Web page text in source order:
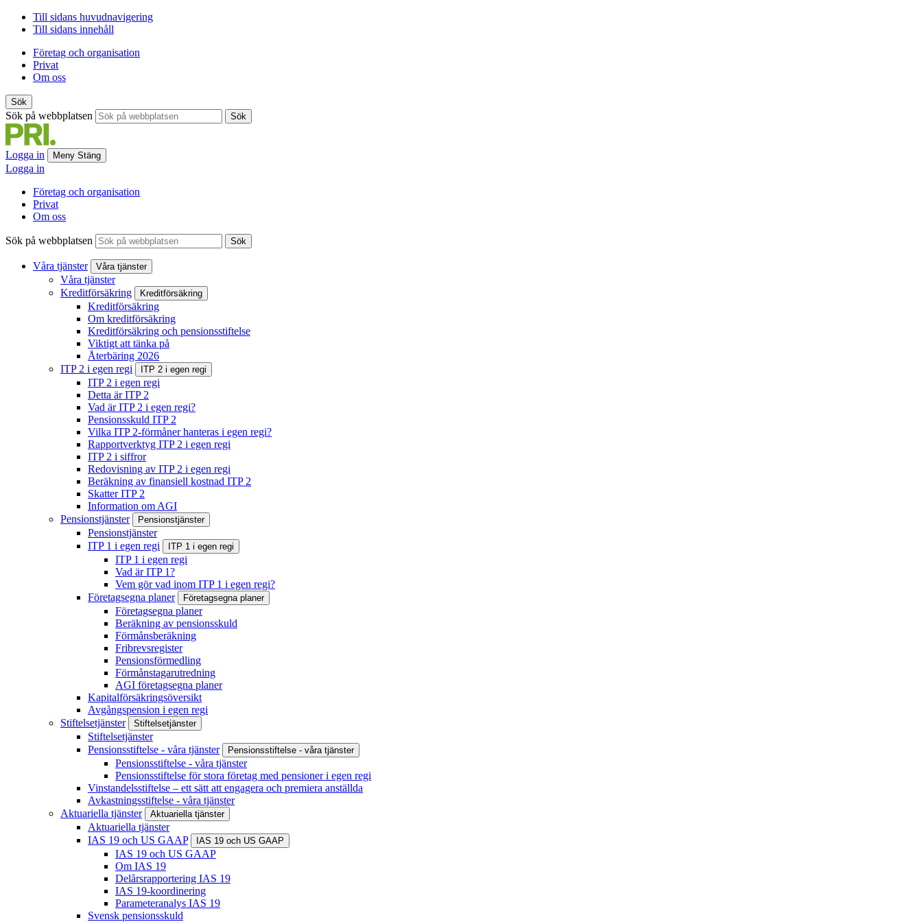
Till sidans huvudnavigering
Till sidans innehåll
Företag och organisation
Privat
Om oss
Sök
Sök på webbplatsen Sök
Logga in Meny Stäng
Logga in
Företag och organisation
Privat
Om oss
Sök på webbplatsen Sök
Våra tjänster Våra tjänster
Våra tjänster
Kreditförsäkring
Kreditförsäkring
Kreditförsäkring
Om kreditförsäkring
Kreditförsäkring och pensionsstiftelse
Viktigt att tänka på
Återbäring 2026
ITP 2 i egen regi
ITP 2 i egen regi
ITP 2 i egen regi
Detta är ITP 2
Vad är ITP 2 i egen regi?
Pensionsskuld ITP 2
Vilka ITP 2-förmåner hanteras i egen regi?
Rapportverktyg ITP 2 i egen regi
ITP 2 i siffror
Redovisning av ITP 2 i egen regi
Beräkning av finansiell kostnad ITP 2
Skatter ITP 2
Information om AGI
Pensionstjänster
Pensionstjänster
Pensionstjänster
ITP 1 i egen regi
ITP 1 i egen regi
ITP 1 i egen regi
Vad är ITP 1?
Vem gör vad inom ITP 1 i egen regi?
Företagsegna planer
Företagsegna planer
Företagsegna planer
Beräkning av pensionsskuld
Förmånsberäkning
Fribrevsregister
Pensionsförmedling
Förmånstagarutredning
AGI företagsegna planer
Kapitalförsäkringsöversikt
Avgångspension i egen regi
Stiftelsetjänster
Stiftelsetjänster
Stiftelsetjänster
Pensionsstiftelse - våra tjänster
Pensionsstiftelse - våra tjänster
Pensionsstiftelse - våra tjänster
Pensionsstiftelse för stora företag med pensioner i egen regi
Vinstandelsstiftelse – ett sätt att engagera och premiera anställda
Avkastningsstiftelse - våra tjänster
Aktuariella tjänster
Aktuariella tjänster
Aktuariella tjänster
IAS 19 och US GAAP
IAS 19 och US GAAP
IAS 19 och US GAAP
Om IAS 19
Delårsrapportering IAS 19
IAS 19-koordinering
Parameteranalys IAS 19
Svensk pensionsskuld